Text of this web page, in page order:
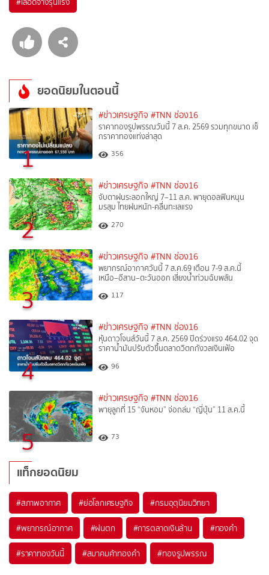
ยอดนิยมในตอนนี้
1
#ข่าวเศรษฐกิจ #TNN ช่อง16
ราคาทองรูปพรรณวันนี้ 7 ส.ค. 2569 รวมทุกขนาด เช็
กราคาทองแท่งล่าสุด
356
2
#ข่าวเศรษฐกิจ #TNN ช่อง16
จับตาฝนระลอกใหญ่ 7–11 ส.ค. พายุดอลฟินหนุน
มรสุม ไทยฝนหนัก-คลื่นทะเลแรง
270
3
#ข่าวเศรษฐกิจ #TNN ช่อง16
พยากรณ์อากาศวันนี้ 7 ส.ค.69 เตือน 7-9 ส.ค.นี้
เหนือ–อีสาน–ตะวันออก เสี่ยงน้ำท่วมฉับพลัน
117
4
#ข่าวเศรษฐกิจ #TNN ช่อง16
หุ้นดาวโจนส์วันนี้ 7 ส.ค. 2569 ปิดร่วงแรง 464.02 จุด
ราคาน้ำมันปรับตัวขึ้นตลาดวิตกกังวลเงินเฟ้อ
96
5
#ข่าวเศรษฐกิจ #TNN ช่อง16
พายุลูกที่ 15 “จันหอม” จ่อถล่ม “ญี่ปุ่น” 11 ส.ค.นี้
73
แท็กยอดนิยม
#สภาพอากาศ #ย่อโลกเศรษฐกิจ #กรมอุตุนิยมวิทยา
#พยากรณ์อากาศ #ฝนตก #การตลาดเงินล้าน #ทองคำ
#ราคาทองวันนี้ #สมาคมค้าทองคำ #ทองรูปพรรณ